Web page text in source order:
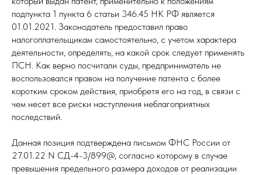
подпункта 1 пункта 6 статьи 346.45 НК РФ является
01.01.2021. Законодатель предоставил право
налогоплательщикам самостоятельно, с учетом характера
деятельности, определять, на какой срок следует применять
ПСН. Как верно посчитали суды, предприниматель не
воспользовался правом на получение патента с более
коротким сроком действия, приобретя его на год, в связи с
чем несет все риски наступления неблагоприятных
последствий.
Данная позиция подтверждена письмом ФНС России от
27.01.22 N СД-4-3/899@, согласно которому в случае
превышения предельного размера доходов от реализации